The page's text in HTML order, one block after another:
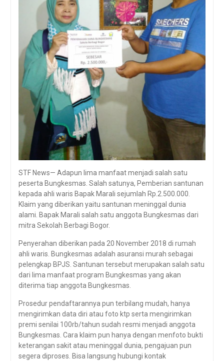
STF News— Adapun lima manfaat menjadi salah satu
peserta Bungkesmas. Salah satunya, Pemberian santunan
kepada ahli waris Bapak Marali sejumlah Rp.2.500.000.
Klaim yang diberikan yaitu santunan meninggal dunia
alami. Bapak Marali salah satu anggota Bungkesmas dari
mitra Sekolah Berbagi Bogor.
Penyerahan diberikan pada 20 November 2018 di rumah
ahli waris. Bungkesmas adalah asuransi murah sebagai
pelengkap BPJS. Santunan tersebut merupakan salah satu
dari lima manfaat program Bungkesmas yang akan
diterima tiap anggota Bungkesmas.
Prosedur pendaftarannya pun terbilang mudah, hanya
mengirimkan data diri atau foto ktp serta mengirimkan
premi senilai 100rb/tahun sudah resmi menjadi anggota
Bungkesmas. Cara klaim pun hanya dengan menfoto bukti
keterangan sakit atau meninggal dunia, pengajuan pun
segera diproses. Bisa langsung hubungi kontak